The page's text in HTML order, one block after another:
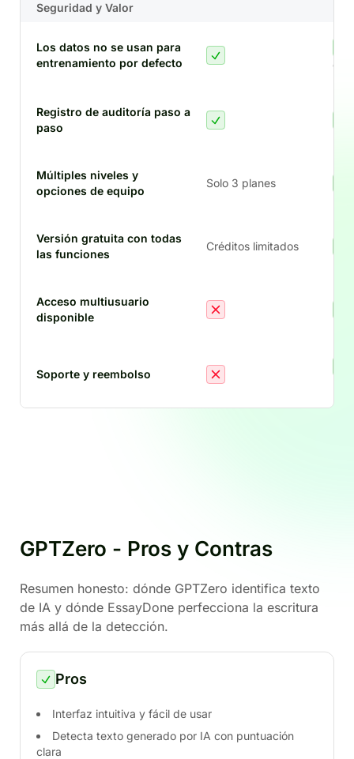
Seguridad y Valor
Los datos no se usan para
entrenamiento por defecto
Registro de auditoría paso a
paso
Múltiples niveles y
opciones de equipo
Solo 3 planes
Versión gratuita con todas
las funciones
Créditos limitados
Acceso multiusuario
disponible
Soporte y reembolso
GPTZero - Pros y Contras
Resumen honesto: dónde GPTZero identifica texto
de IA y dónde EssayDone perfecciona la escritura
más allá de la detección.
Pros
Interfaz intuitiva y fácil de usar
Detecta texto generado por IA con puntuación
clara